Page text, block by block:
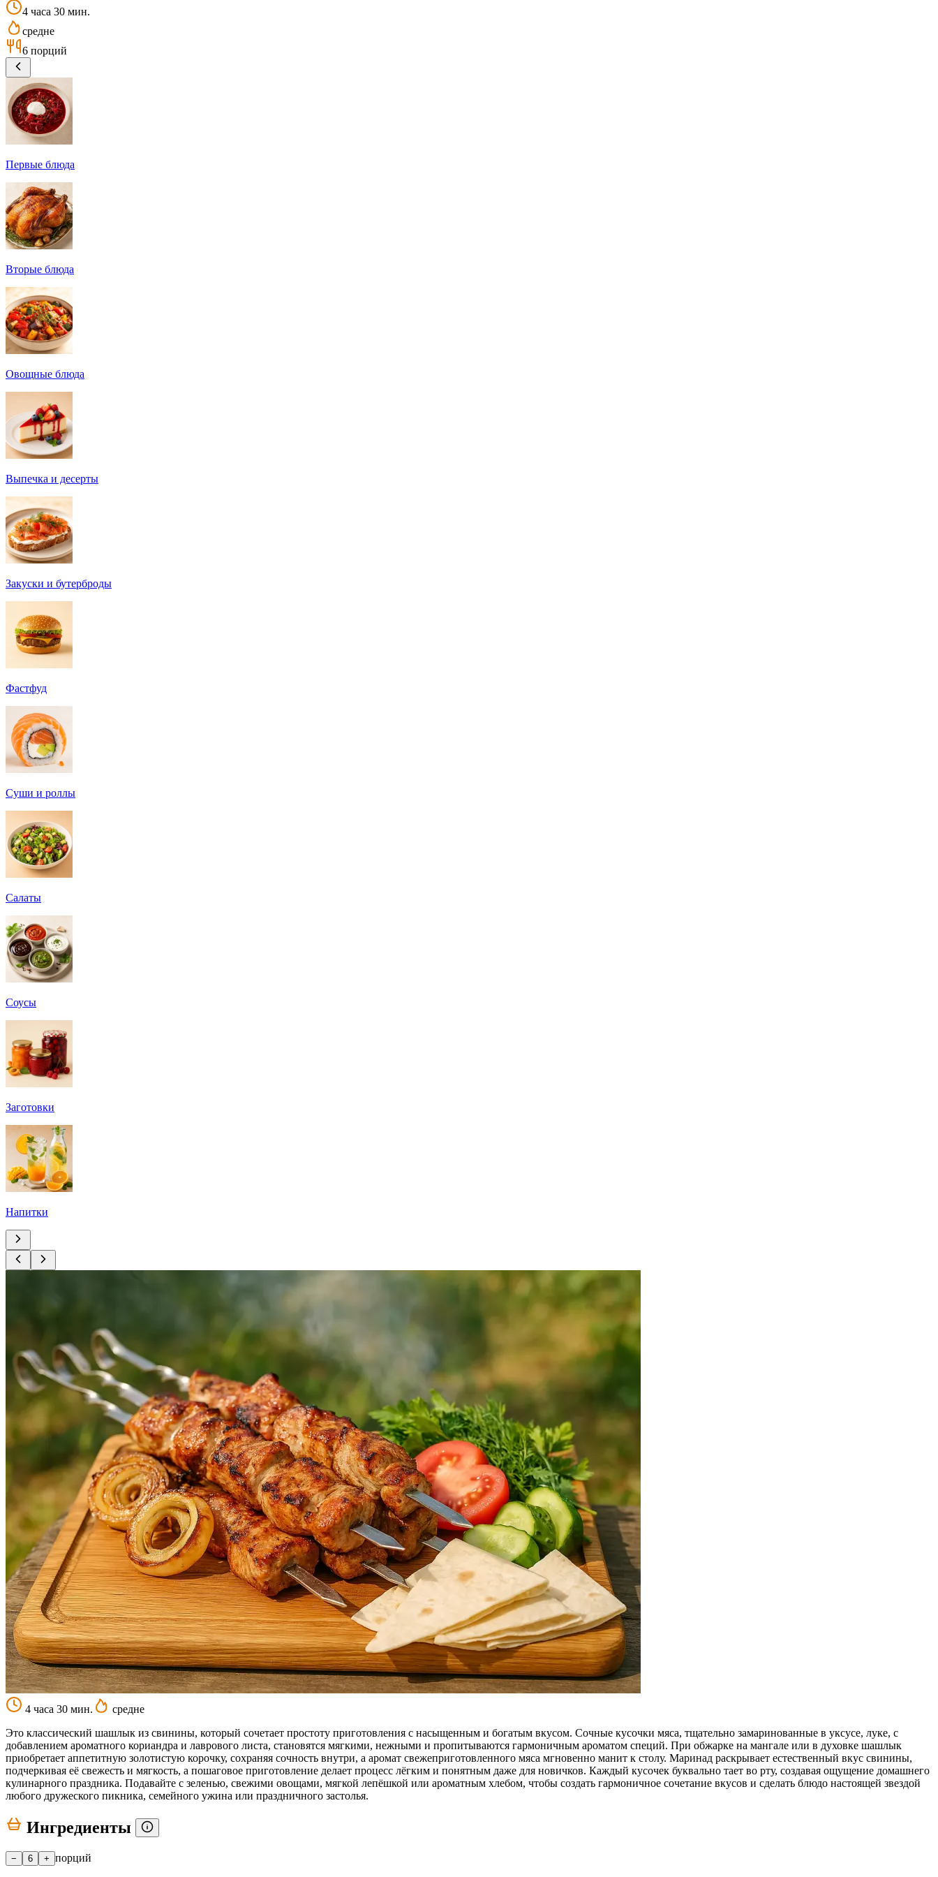
4 часа 30 мин.
средне
6 порций
Первые блюда
Вторые блюда
Овощные блюда
Выпечка и десерты
Закуски и бутерброды
Фастфуд
Суши и роллы
Салаты
Соусы
Заготовки
Напитки
4 часа 30 мин.
средне
Это классический шашлык из свинины, который сочетает простоту приготовления с насыщенным и богатым вкусом. Сочные кусочки мяса, тщательно замаринованные в уксусе, луке, с
добавлением ароматного кориандра и лаврового листа, становятся мягкими, нежными и пропитываются гармоничным ароматом специй. При обжарке на мангале или в духовке шашлык
приобретает аппетитную золотистую корочку, сохраняя сочность внутри, а аромат свежеприготовленного мяса мгновенно манит к столу. Маринад раскрывает естественный вкус свинины,
подчеркивая её свежесть и мягкость, а пошаговое приготовление делает процесс лёгким и понятным даже для новичков. Каждый кусочек буквально тает во рту, создавая ощущение домашнего
кулинарного праздника. Подавайте с зеленью, свежими овощами, мягкой лепёшкой или ароматным хлебом, чтобы создать гармоничное сочетание вкусов и сделать блюдо настоящей звездой
любого дружеского пикника, семейного ужина или праздничного застолья.
Ингредиенты
− 6 + порций